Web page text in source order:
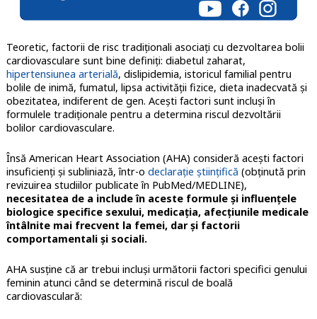
Teoretic, factorii de risc tradiționali asociați cu dezvoltarea bolii
cardiovasculare sunt bine definiți: diabetul zaharat,
hipertensiunea arterială, dislipidemia, istoricul familial pentru
bolile de inimă, fumatul, lipsa activității fizice, dieta inadecvată și
obezitatea, indiferent de gen. Acești factori sunt incluși în
formulele tradiționale pentru a determina riscul dezvoltării
bolilor cardiovasculare.
Însă American Heart Association (AHA) consideră acești factori
insuficienți și subliniază, într-o declarație științifică (obținută prin
revizuirea studiilor publicate în PubMed/MEDLINE),
necesitatea de a include în aceste formule și influențele
biologice specifice sexului, medicația, afecțiunile medicale
întâlnite mai frecvent la femei, dar și factorii
comportamentali și sociali.
AHA susține că ar trebui incluși următorii factori specifici genului
feminin atunci când se determină riscul de boală
cardiovasculară: